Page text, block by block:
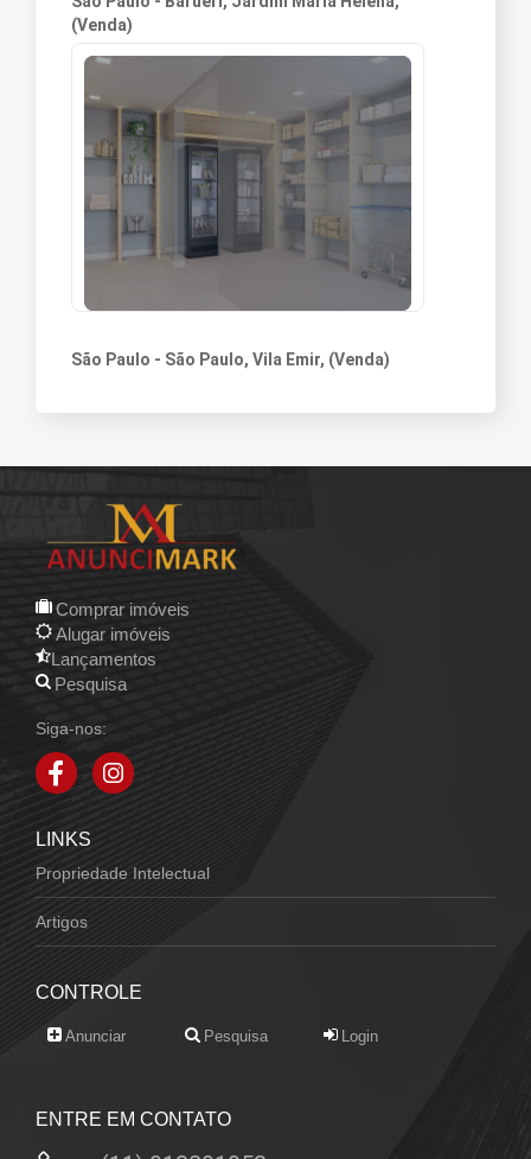
(Venda)
São Paulo - São Paulo, Vila Emir, (Venda)
Comprar imóveis
Alugar imóveis
Lançamentos
Pesquisa
Siga-nos:
LINKS
Propriedade Intelectual
Artigos
CONTROLE
Anunciar Pesquisa Login
ENTRE EM CONTATO